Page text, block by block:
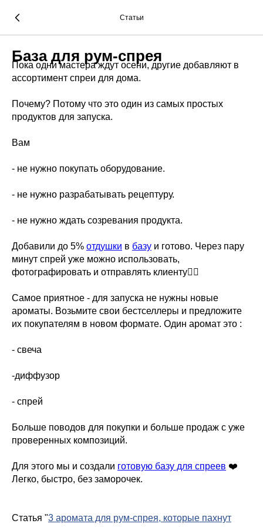
Статьи
База для рум-спрея
Пока одни мастера ждут осени, другие добавляют в
ассортимент спреи для дома.
Почему? Потому что это один из самых простых
продуктов для запуска.
Вам
- не нужно покупать оборудование.
- не нужно разрабатывать рецептуру.
- не нужно ждать созревания продукта.
Добавили до 5% отдушки в базу и готово. Через пару
минут спрей уже можно использовать,
фотографировать и отправлять клиенту👍🏼
Самое приятное - для запуска не нужны новые
ароматы. Возьмите свои бестселлеры и предложите
их покупателям в новом формате. Один аромат это :
- свеча
-диффузор
- спрей
Больше поводов для покупки и больше продаж с уже
проверенных композиций.
Для этого мы и создали готовую базу для спреев ❤️
Легко, быстро, без заморочек.
Статья "3 аромата для рум-спрея, которые пахнут